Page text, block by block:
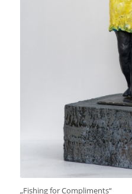
„Fishing for Compliments“